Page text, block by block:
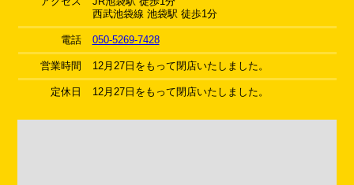
西武池袋線 池袋駅 徒歩1分
電話 050-5269-7428
営業時間 12月27日をもって閉店いたしました。
定休日 12月27日をもって閉店いたしました。